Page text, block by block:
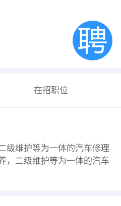
在招职位
级维护等为一体的汽车修理
，二级维护等为一体的汽车